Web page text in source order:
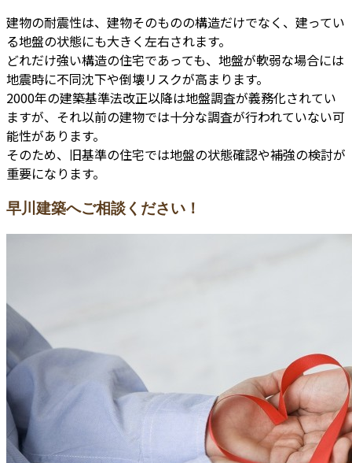
建物の耐震性は、建物そのものの構造だけでなく、建ってい
る地盤の状態にも大きく左右されます。
どれだけ強い構造の住宅であっても、地盤が軟弱な場合には
地震時に不同沈下や倒壊リスクが高まります。
2000年の建築基準法改正以降は地盤調査が義務化されてい
ますが、それ以前の建物では十分な調査が行われていない可
能性があります。
そのため、旧基準の住宅では地盤の状態確認や補強の検討が
重要になります。
早川建築へご相談ください！